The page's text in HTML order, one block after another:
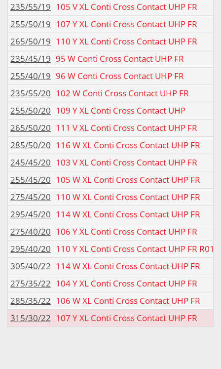
235/55/19 105 V XL Conti Cross Contact UHP FR
255/50/19 107 Y XL Conti Cross Contact UHP FR
265/50/19 110 Y XL Conti Cross Contact UHP FR
235/45/19 95 W Conti Cross Contact UHP FR
255/40/19 96 W Conti Cross Contact UHP FR
235/55/20 102 W Conti Cross Contact UHP FR
255/50/20 109 Y XL Conti Cross Contact UHP
265/50/20 111 V XL Conti Cross Contact UHP FR
285/50/20 116 W XL Conti Cross Contact UHP FR
245/45/20 103 V XL Conti Cross Contact UHP FR
255/45/20 105 W XL Conti Cross Contact UHP FR
275/45/20 110 W XL Conti Cross Contact UHP FR
295/45/20 114 W XL Conti Cross Contact UHP FR
275/40/20 106 Y XL Conti Cross Contact UHP FR
295/40/20 110 Y XL Conti Cross Contact UHP FR R01
305/40/22 114 W XL Conti Cross Contact UHP FR
275/35/22 104 Y XL Conti Cross Contact UHP FR
285/35/22 106 W XL Conti Cross Contact UHP FR
315/30/22 107 Y XL Conti Cross Contact UHP FR